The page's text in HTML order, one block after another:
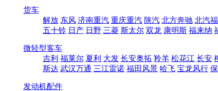
货车
解放 东风 济南重汽 重庆重汽 陕汽 北方奔驰 北汽
五十铃 日产 日野 三菱 斯太尔 双龙 康明斯 福来纳
微轻型客车
吉利 福莱尔 夏利 大发 长安奥拓 羚羊 松花江 长安
斯达 武汉万通 三江雷诺 福田风景 哈飞 宝龙风行
发动机配件